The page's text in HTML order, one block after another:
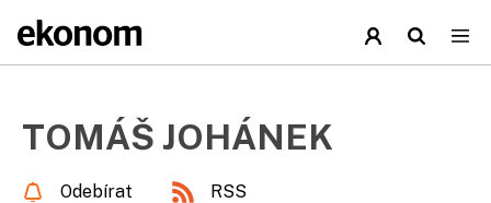
TOMÁŠ JOHÁNEK
Odebírat RSS